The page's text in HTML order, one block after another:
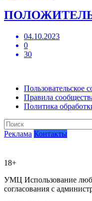
04.10.2023
0
30
Пользовательское
Правила
Политика
Реклама Контакты
18+
УМЦ Использование
согласования с